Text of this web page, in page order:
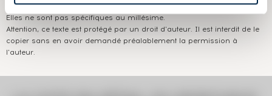
actuelles du spiritueux concerné.
Elles ne sont pas spécifiques au millésime.
Attention, ce texte est protégé par un droit d'auteur. Il est interdit de le
copier sans en avoir demandé préalablement la permission à
l'auteur.